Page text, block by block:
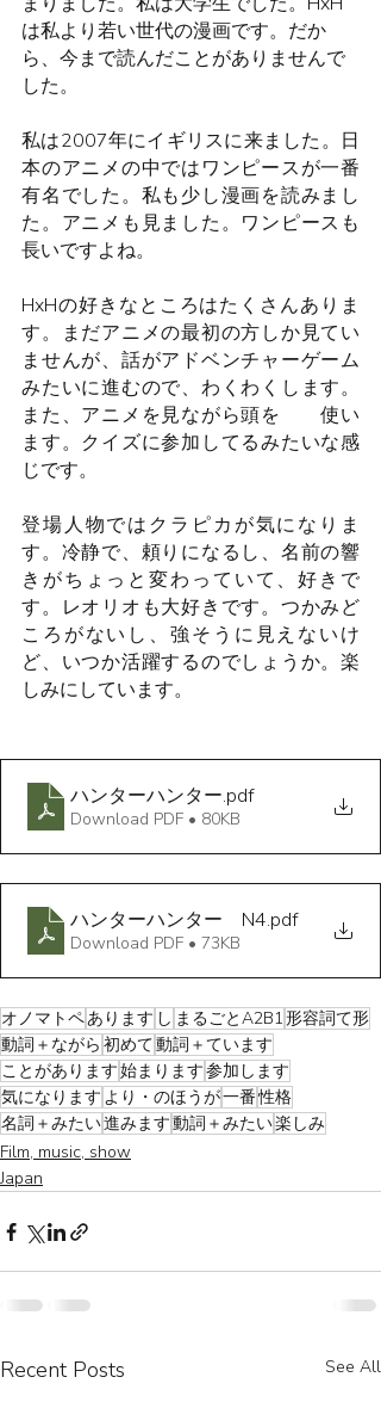
は私より若い世代の漫画です。だか
ら、今まで読んだことがありませんで
した。
私は2007年にイギリスに来ました。日
本のアニメの中ではワンピースが一番
有名でした。私も少し漫画を読みまし
た。アニメも見ました。ワンピースも
長いですよね。
HxHの好きなところはたくさんありま
す。まだアニメの最初の方しか見てい
ませんが、話がアドベンチャーゲーム
みたいに進むので、わくわくします。
また、アニメを見ながら頭を　　使い
ます。クイズに参加してるみたいな感
じです。
登場人物ではクラピカが気になりま
す。冷静で、頼りになるし、名前の響
きがちょっと変わっていて、好きで
す。レオリオも大好きです。つかみど
ころがないし、強そうに見えないけ
ど、いつか活躍するのでしょうか。楽
しみにしています。
ハンターハンター.pdf
Download PDF • 80KB
ハンターハンター N4.pdf
Download PDF • 73KB
オノマトペあります し まるごとA2B1形容詞て形
動詞＋ながら 初めて動詞＋ています
ことがあります始まります参加します
気になります より・のほうが一番性格
名詞＋みたい進みます動詞＋みたい楽しみ
Film, music, show
Japan
Recent Posts See All